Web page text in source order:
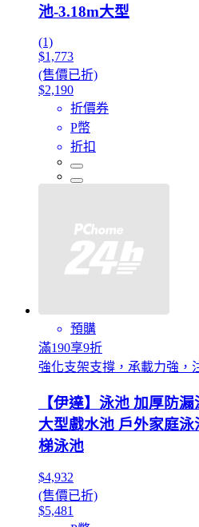
池-3.18m大型
(1)
$1,773
(售價已折)
$2,190
折價券
P幣
折扣
預購
滿190享9折
強化支架支撐，承載力強，
【伊達】泳池 加厚防
大型戲水池 戶外家庭
梯泳池
$4,932
(售價已折)
$5,481